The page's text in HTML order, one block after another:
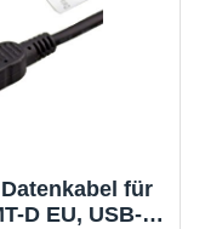
für
D EU, USB-